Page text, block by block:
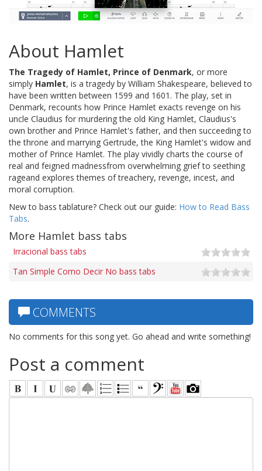
About Hamlet
The Tragedy of Hamlet, Prince of Denmark, or more
simply Hamlet, is a tragedy by William Shakespeare, believed to
have been written between 1599 and 1601. The play, set in
Denmark, recounts how Prince Hamlet exacts revenge on his
uncle Claudius for murdering the old King Hamlet, Claudius's
own brother and Prince Hamlet's father, and then succeeding to
the throne and marrying Gertrude, the King Hamlet's widow and
mother of Prince Hamlet. The play vividly charts the course of
real and feigned madnessfrom overwhelming grief to seething
rageand explores themes of treachery, revenge, incest, and
moral corruption.
New to bass tablature? Check out our guide: How to Read Bass
Tabs.
More Hamlet bass tabs
Irracional bass tabs
Tan Simple Como Decir No bass tabs
COMMENTS
No comments for this song yet. Go ahead and write something!
Post a comment